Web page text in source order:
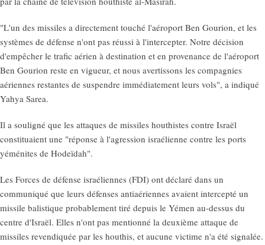
"L'un des missiles a directement touché l'aéroport Ben Gourion, et les
systèmes de défense n'ont pas réussi à l'intercepter. Notre décision
d'empêcher le trafic aérien à destination et en provenance de l'aéroport
Ben Gourion reste en vigueur, et nous avertissons les compagnies
aériennes restantes de suspendre immédiatement leurs vols", a indiqué
Yahya Sarea.
Il a souligné que les attaques de missiles houthistes contre Israël
constituaient une "réponse à l'agression israélienne contre les ports
yéménites de Hodeïdah".
Les Forces de défense israéliennes (FDI) ont déclaré dans un
communiqué que leurs défenses antiaériennes avaient intercepté un
missile balistique probablement tiré depuis le Yémen au-dessus du
centre d'Israël. Elles n'ont pas mentionné la deuxième attaque de
missiles revendiquée par les houthis, et aucune victime n'a été signalée.